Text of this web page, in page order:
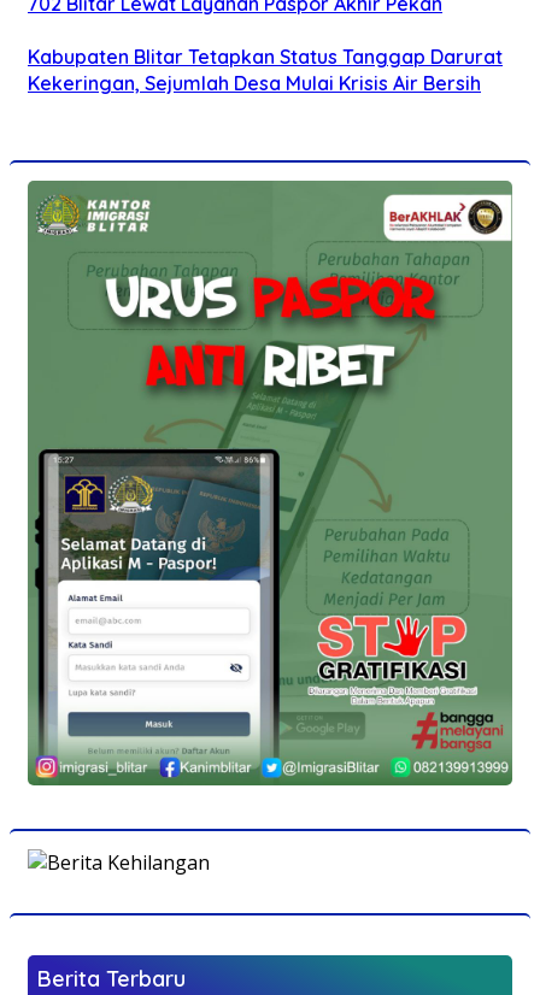
Kabupaten Blitar Tetapkan Status Tanggap Darurat
Kekeringan, Sejumlah Desa Mulai Krisis Air Bersih
Berita Terbaru